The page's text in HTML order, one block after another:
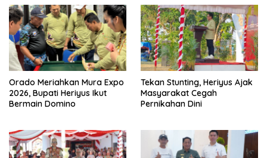
Orado Meriahkan Mura Expo
2026, Bupati Heriyus Ikut
Bermain Domino
Tekan Stunting, Heriyus Ajak
Masyarakat Cegah
Pernikahan Dini